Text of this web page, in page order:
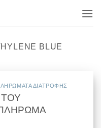
BLUE
ΔΙΑΤΡΟΦΗΣ